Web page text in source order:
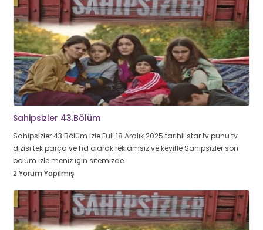
Sahipsizler 43.Bölüm
Sahipsizler 43.Bölüm izle Full 18 Aralık 2025 tarihli star tv puhu tv
dizisi tek parça ve hd olarak reklamsız ve keyifle Sahipsizler son
bölüm izle meniz için sitemizde.
2 Yorum Yapılmış